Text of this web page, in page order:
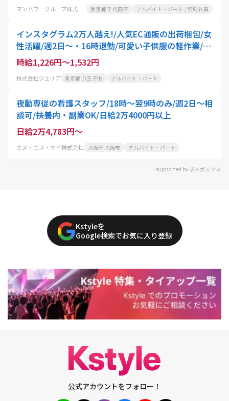
マンパワーグループ株式会社 東京都 千代田区 アルバイト・パート / 契約社員
インスタグラム2万人越え!/人気EC通販の出荷梱包/女
性活躍/週2日〜・16時退勤/可愛い子供服の軽作業/子
育てママ在籍・扶養内OKのパートスタッフ
時給1,226円～1,532円
株式会社ジュリア 東京都 八王子市 アルバイト・パート
夜勤専従の看護スタッフ/18時～翌9時のみ/週2日～相
談可/扶養内・副業OK/日給2万4000円以上
日給2万4,783円～
エヌ・エス・ケイ株式会社 大阪府 大阪市 アルバイト・パート
supported by 求人ボックス
Kstyleを
Google検索でお気に入り登録
公式アカウントをフォロー！